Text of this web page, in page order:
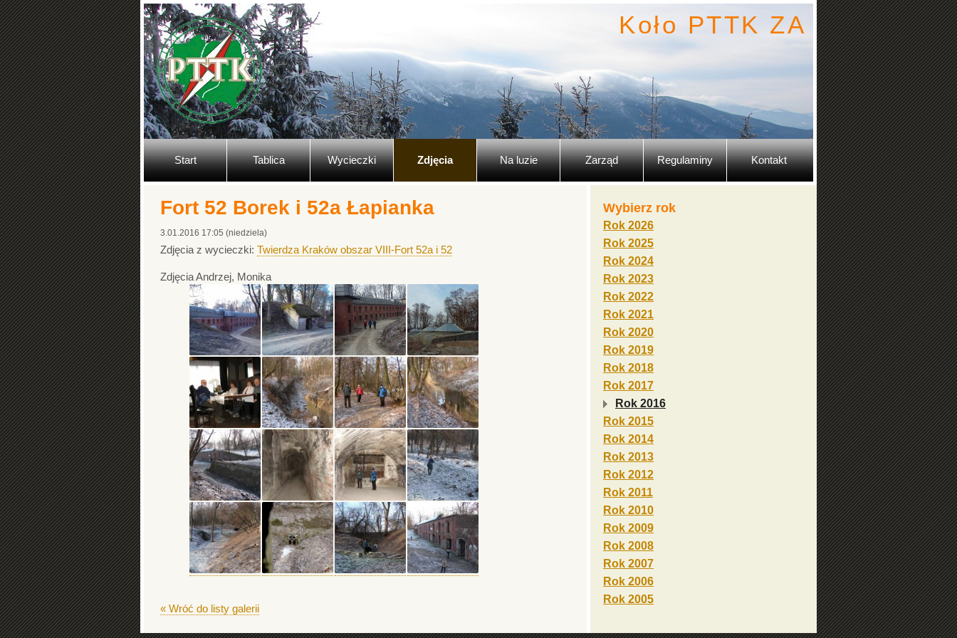
Koło PTTK ZA
Start Tablica Wycieczki Zdjęcia Na luzie Zarząd Regulaminy Kontakt
Fort 52 Borek i 52a Łapianka
3.01.2016 17:05 (niedziela)
Zdjęcia z wycieczki: Twierdza Kraków obszar VIII-Fort 52a i 52
Zdjęcia Andrzej, Monika
« Wróć do listy galerii
Wybierz rok
Rok 2026
Rok 2025
Rok 2024
Rok 2023
Rok 2022
Rok 2021
Rok 2020
Rok 2019
Rok 2018
Rok 2017
Rok 2016
Rok 2015
Rok 2014
Rok 2013
Rok 2012
Rok 2011
Rok 2010
Rok 2009
Rok 2008
Rok 2007
Rok 2006
Rok 2005